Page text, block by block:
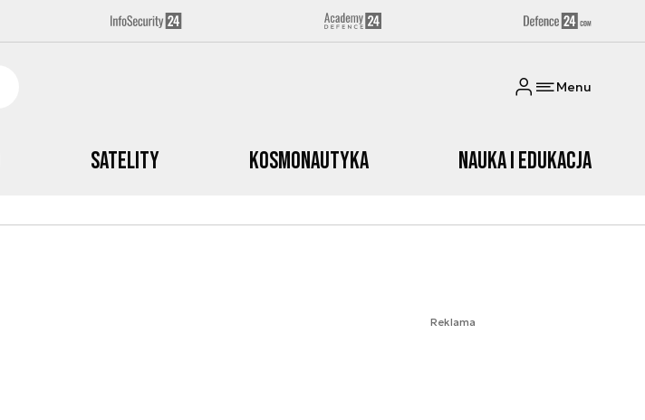
Menu
Satelity Kosmonautyka Nauka i edukacja
Reklama